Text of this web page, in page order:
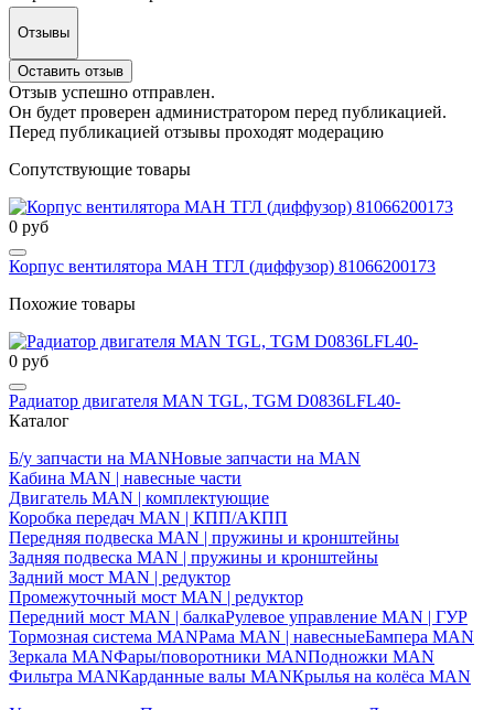
Отзывы
Оставить отзыв
Отзыв успешно отправлен.
Он будет проверен администратором перед публикацией.
Перед публикацией отзывы проходят модерацию
Сопутствующие товары
0 руб
Корпус вентилятора МАН ТГЛ (диффузор) 81066200173
Похожие товары
0 руб
Радиатор двигателя MAN TGL, TGM D0836LFL40-
Каталог
Б/у запчасти на MANНовые запчасти на MAN
Кабина MAN | навесные части
Двигатель MAN | комплектующие
Коробка передач MAN | КПП/АКПП
Передняя подвеска MAN | пружины и кронштейны
Задняя подвеска MAN | пружины и кронштейны
Задний мост MAN | редуктор
Промежуточный мост MAN | редуктор
Передний мост MAN | балкаРулевое управление MAN | ГУР
Тормозная система MANРама MAN | навесныеБампера MAN
Зеркала MANФары/поворотники MANПодножки MAN
Фильтра MANКарданные валы MANКрылья на колёса MAN